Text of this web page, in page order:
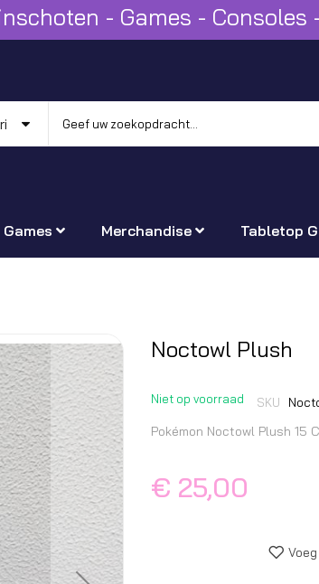
- Games - Consoles
Games Merchandise Tabletop
begin
afbeeldingen-
gallerij
Noctowl Plush
Niet op voorraad SKU
Pokémon Noctowl Plush 15
€ 25,00